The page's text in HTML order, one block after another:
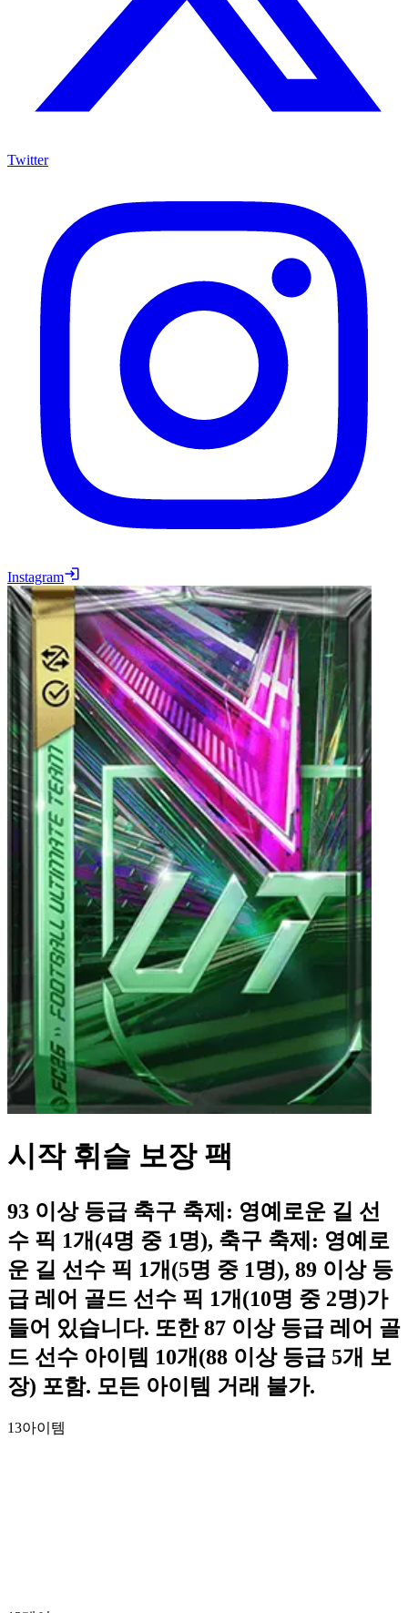
Twitter
Instagram
시작 휘슬 보장 팩
93 이상 등급 축구 축제: 영예로운 길 선
수 픽 1개(4명 중 1명), 축구 축제: 영예로
운 길 선수 픽 1개(5명 중 1명), 89 이상 등
급 레어 골드 선수 픽 1개(10명 중 2명)가
들어 있습니다. 또한 87 이상 등급 레어 골
드 선수 아이템 10개(88 이상 등급 5개 보
장) 포함. 모든 아이템 거래 불가.
13아이템